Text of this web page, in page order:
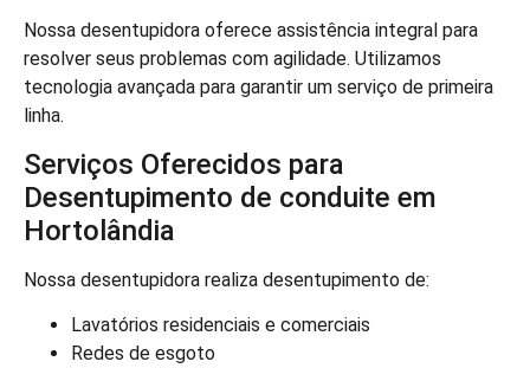
Nossa desentupidora oferece assistência integral para
resolver seus problemas com agilidade. Utilizamos
tecnologia avançada para garantir um serviço de primeira
linha.
Serviços Oferecidos para
Desentupimento de conduite em
Hortolândia
Nossa desentupidora realiza desentupimento de:
Lavatórios residenciais e comerciais
Redes de esgoto